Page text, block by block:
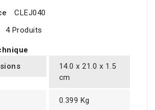
CLEJ040
4 Produits
14.0 x 21.0 x 1.5
cm
0.399 Kg